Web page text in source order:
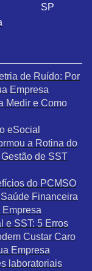
SP
de Ruído: Por
Empresa
Medir e Como
eSocial
a Rotina do
de SST
do PCMSO
Financeira
Empresa
e SST: 5 Erros
Custar Caro
Empresa
laboratoriais